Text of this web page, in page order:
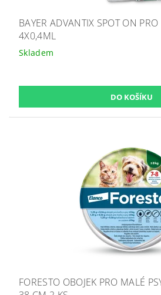
BAYER ADVANTIX SPOT ON
4X0,4ML
Skladem
FORESTO OBOJEK PRO MALÉ